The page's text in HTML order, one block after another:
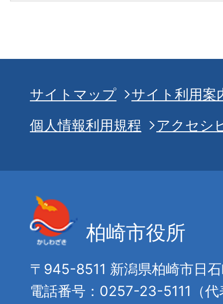
サイトマップ
サイト利用案
個人情報利用規程
アクセシ
柏崎市役所
〒945-8511 新潟県柏崎市日
電話番号：0257-23-5111（代